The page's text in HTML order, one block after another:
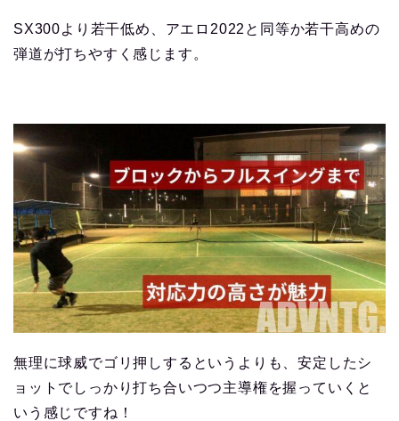
SX300より若干低め、アエロ2022と同等か若干高めの
弾道が打ちやすく感じます。
無理に球威でゴリ押しするというよりも、安定したシ
ョットでしっかり打ち合いつつ主導権を握っていくと
いう感じですね！